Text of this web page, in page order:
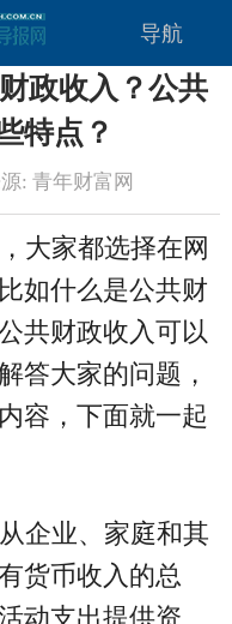
导航
政收入？公共
特点？
: 青年财富网
大家都选择在网
如什么是公共财
共财政收入可以
答大家的问题，
容，下面就一起
企业、家庭和其
货币收入的总
动支出提供资